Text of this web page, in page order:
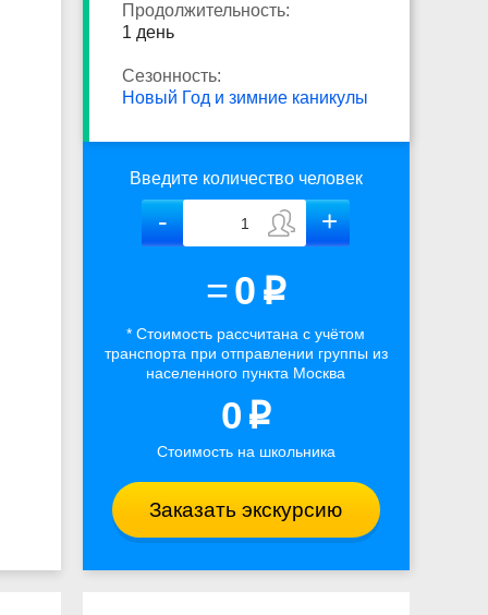
Продолжительность:
1 день
Сезонность:
Новый Год и зимние каникулы
Введите количество человек
=0 p
* Стоимость рассчитанас учётом
транспорта при отправлении группы из
населенного пункта Москва
0 p
Стоимость на школьника
Заказать экскурсию